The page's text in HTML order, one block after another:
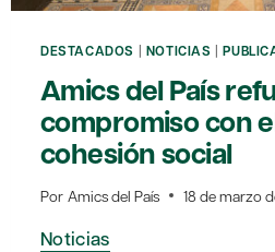
ANTONI
DESTACADOS | NOTICIAS |
Amics del País
compromiso con
cohesión social
Por Amics del País 18 de marzo
Noticias